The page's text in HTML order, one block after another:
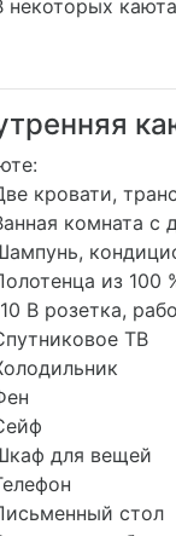
кровати,
комната с
из 100
В розетка,
ТВ
для вещей
стол